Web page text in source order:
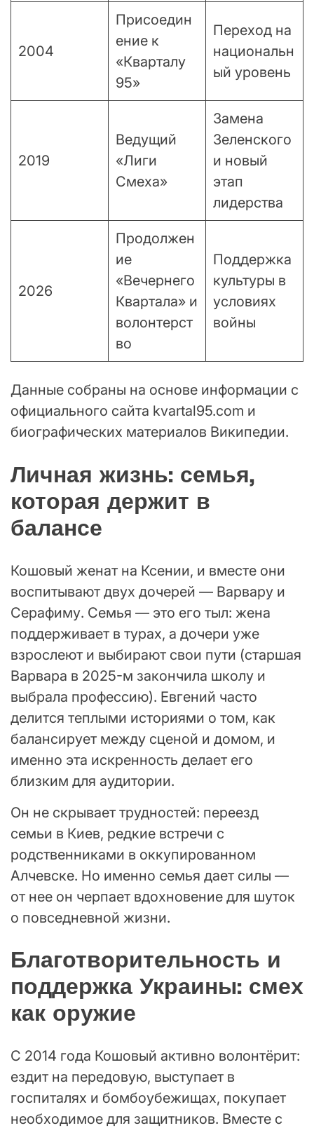
2004
Присоедин
ение к
«Кварталу
95»
Переход на
национальн
ый уровень
2019
Ведущий
«Лиги
Смеха»
Замена
Зеленского
и новый
этап
лидерства
2026
Продолжен
ие
«Вечернего
Квартала» и
волонтерст
во
Поддержка
культуры в
условиях
войны
Данные собраны на основе информации с
официального сайта kvartal95.com и
биографических материалов Википедии.
Личная жизнь: семья,
которая держит в
балансе
Кошовый женат на Ксении, и вместе они
воспитывают двух дочерей — Варвару и
Серафиму. Семья — это его тыл: жена
поддерживает в турах, а дочери уже
взрослеют и выбирают свои пути (старшая
Варвара в 2025-м закончила школу и
выбрала профессию). Евгений часто
делится теплыми историями о том, как
балансирует между сценой и домом, и
именно эта искренность делает его
близким для аудитории.
Он не скрывает трудностей: переезд
семьи в Киев, редкие встречи с
родственниками в оккупированном
Алчевске. Но именно семья дает силы —
от нее он черпает вдохновение для шуток
о повседневной жизни.
Благотворительность и
поддержка Украины: смех
как оружие
С 2014 года Кошовый активно волонтёрит:
ездит на передовую, выступает в
госпиталях и бомбоубежищах, покупает
необходимое для защитников. Вместе с